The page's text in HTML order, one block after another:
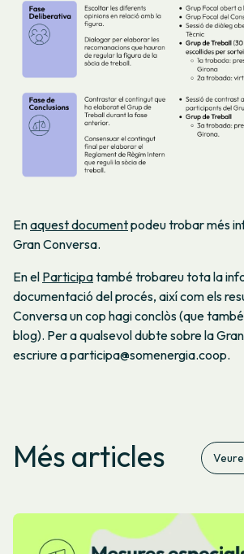
Enaquest documentpodeu trobar més
Gran Conversa.
En el Participatambé trobareu tota la
documentació del procés, així com els
Conversa un cop hagi conclòs (que
blog). Per a qualsevol dubte sobre la
escriure a participa@somenergia.coop.
Més articles